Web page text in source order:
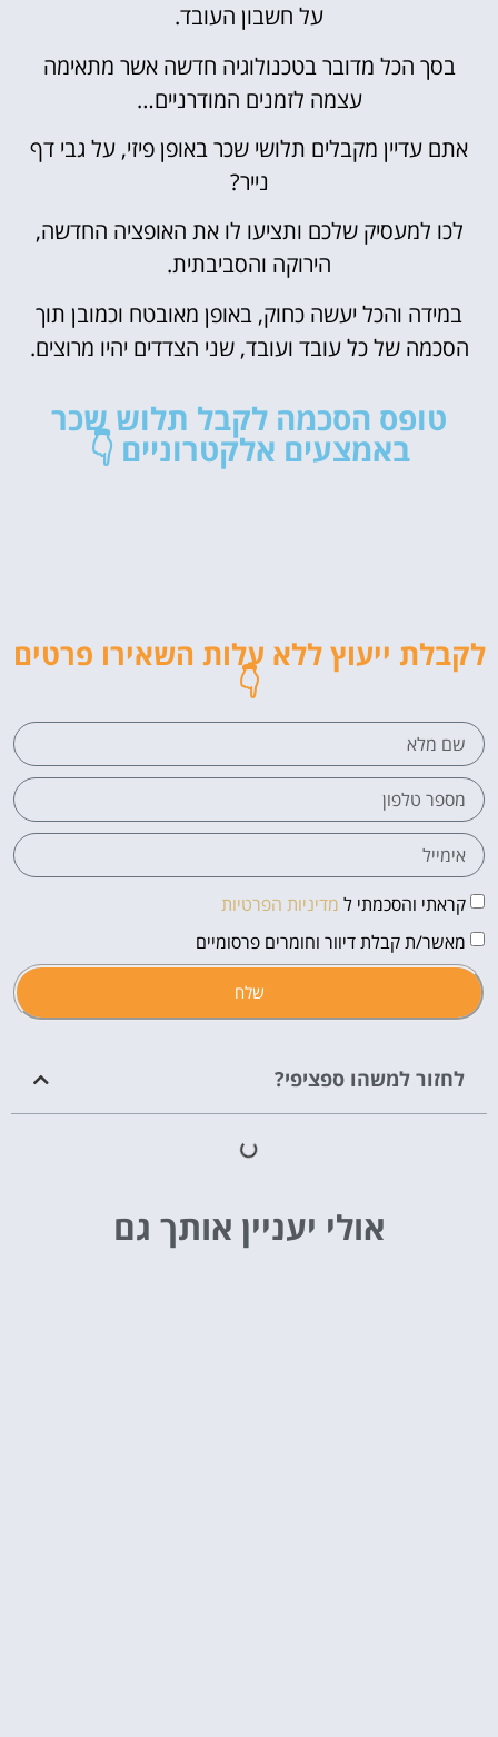
על חשבון העובד.
בסך הכל מדובר בטכנולוגיה חדשה אשר מתאימה
עצמה לזמנים המודרניים…
אתם עדיין מקבלים תלושי שכר באופן פיזי, על גבי דף
נייר?
לכו למעסיק שלכם ותציעו לו את האופציה החדשה,
הירוקה והסביבתית.
במידה והכל יעשה כחוק, באופן מאובטח וכמובן תוך
הסכמה של כל עובד ועובד, שני הצדדים יהיו מרוצים.
טופס הסכמה לקבל תלוש שכר
באמצעים אלקטרוניים 👇
לקבלת ייעוץ ללא עלות השאירו פרטים
👇
קראתי והסכמתי ל מדיניות הפרטיות
מאשר/ת קבלת דיוור וחומרים פרסומיים
שלח
לחזור למשהו ספציפי?
אולי יעניין אותך גם